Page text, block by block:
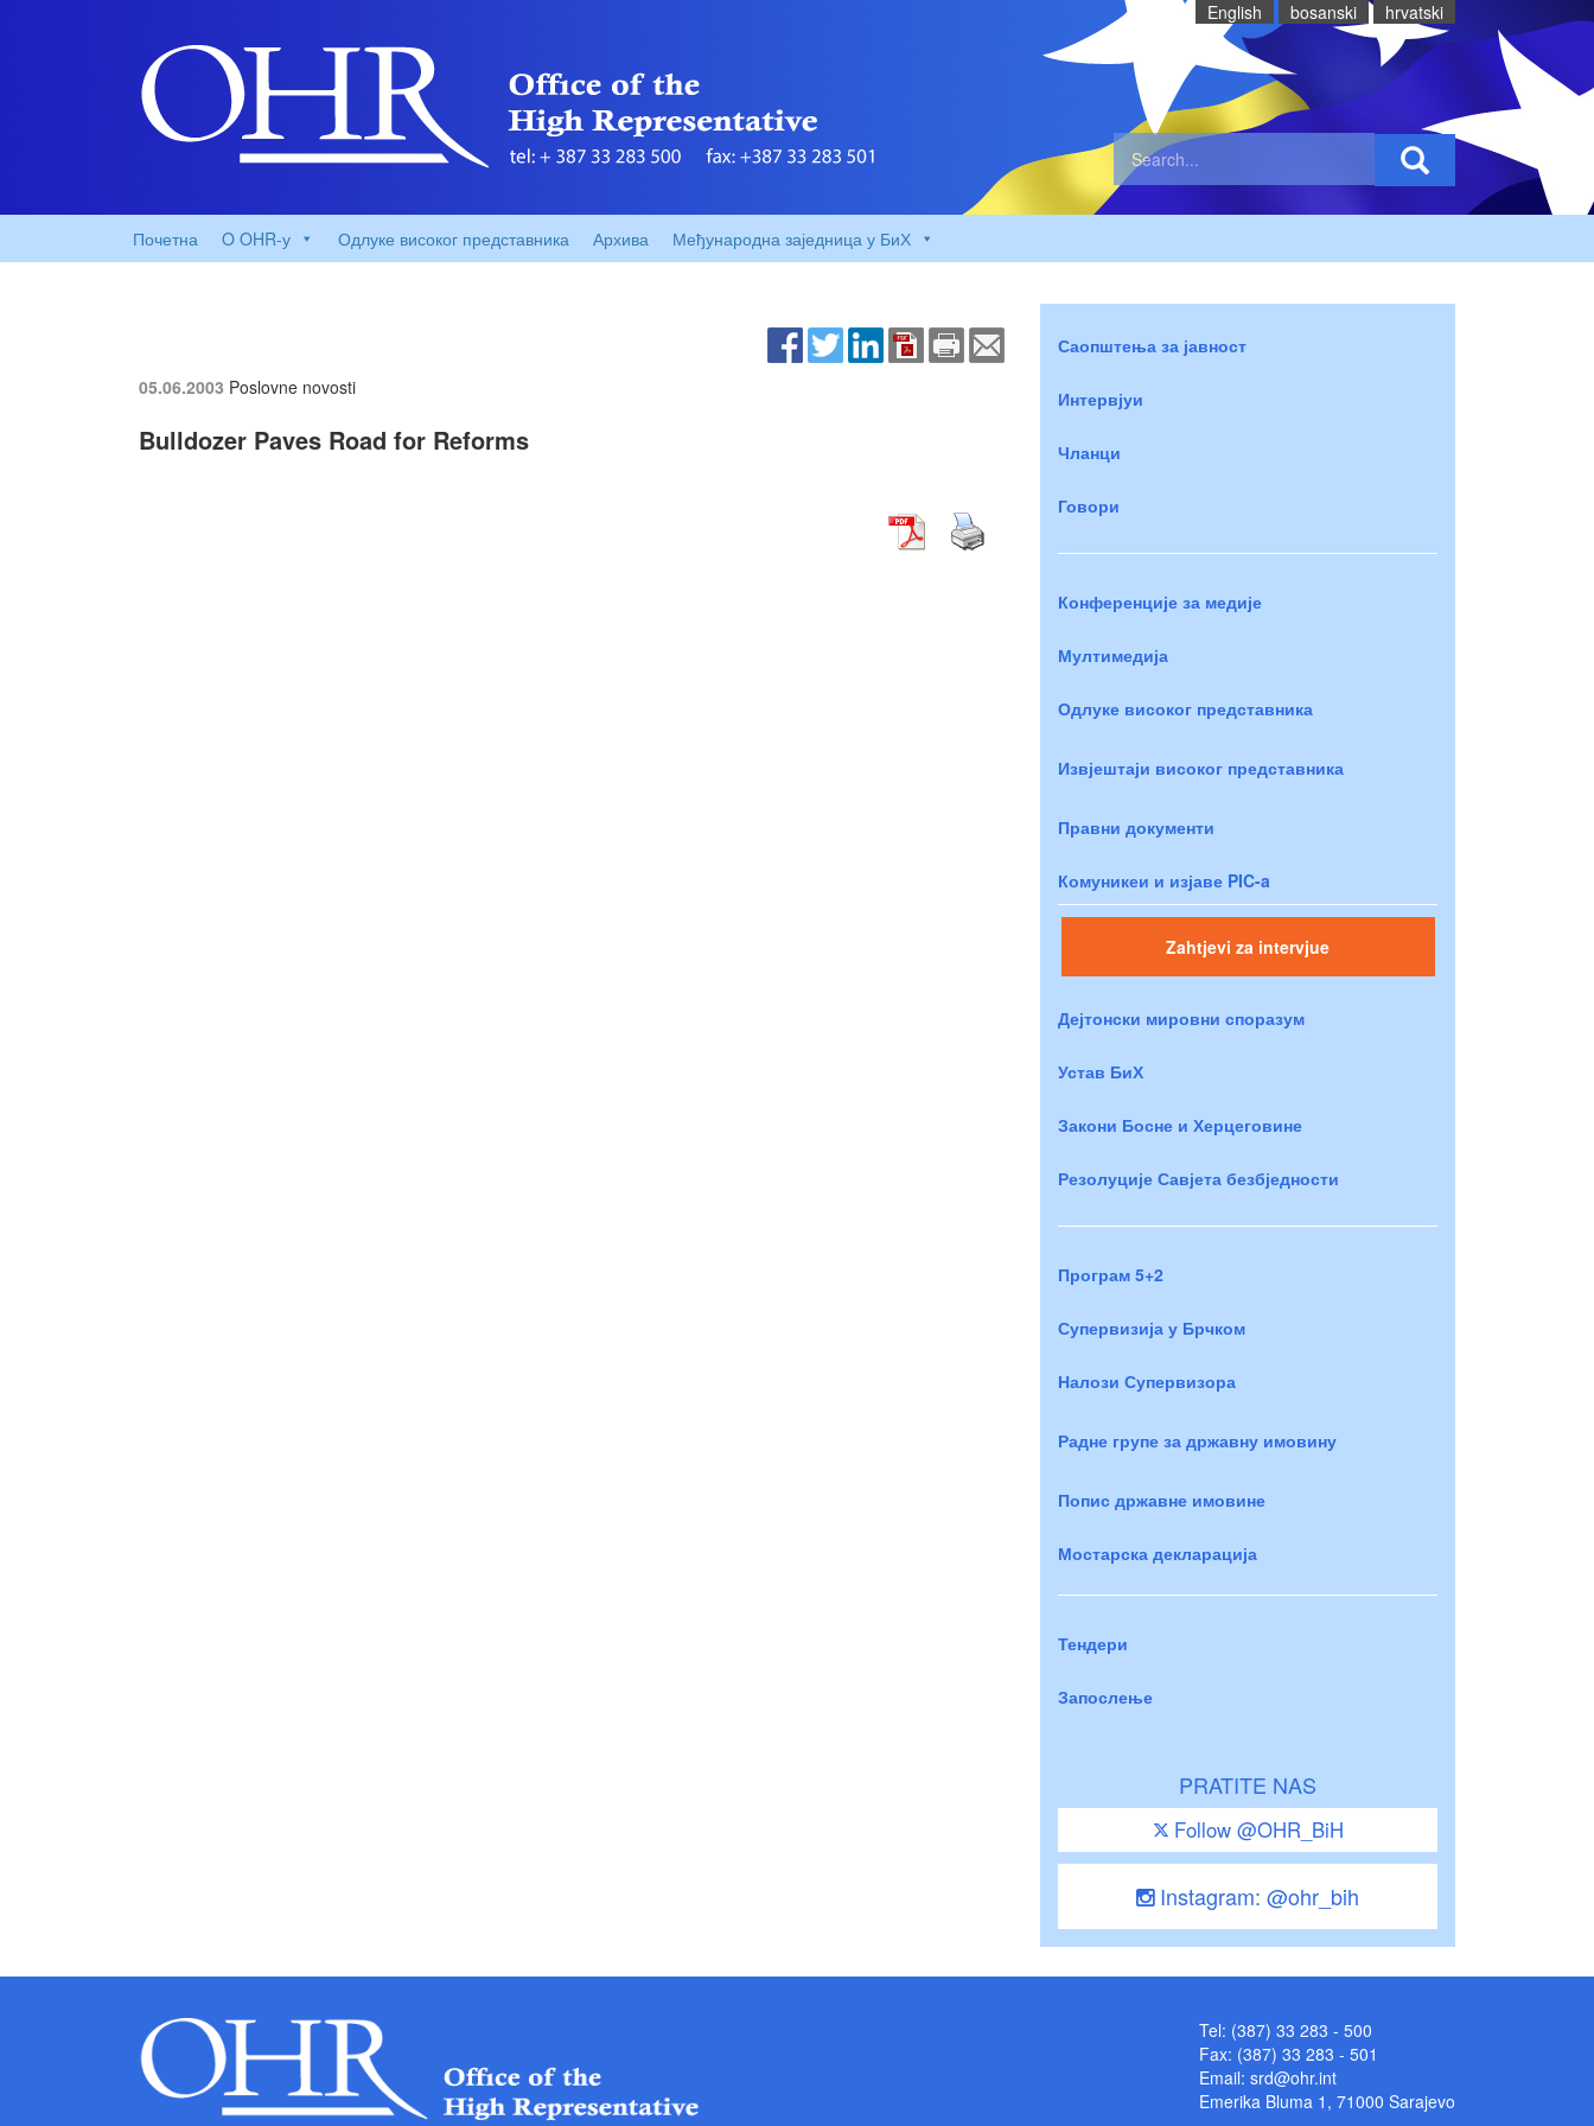
English bosanski hrvatski
Почетна O OHR-у Одлуке високог представника Архива Међународна заједница у БиХ
05.06.2003 Poslovne novosti
Bulldozer Paves Road for Reforms
Саопштења за јавност
Интервјуи
Чланци
Говори
Конференције за медије
Мултимедија
Одлуке високог представника
Извјештаји високог представника
Правни документи
Комуникеи и изјаве PIC-a
Zahtjevi za intervjue
Дејтонски мировни споразум
Устав БиХ
Закони Босне и Херцеговине
Резолуције Савјета безбједности
Програм 5+2
Супервизија у Брчком
Налози Супервизора
Радне групе за државну имовину
Попис државне имовине
Мостарска декларација
Тендери
Запослење
PRATITE NAS
Follow @OHR_BiH
Instagram: @ohr_bih
Tel: (387) 33 283 - 500
Fax: (387) 33 283 - 501
Email: srd@ohr.int
Emerika Bluma 1, 71000 Sarajevo